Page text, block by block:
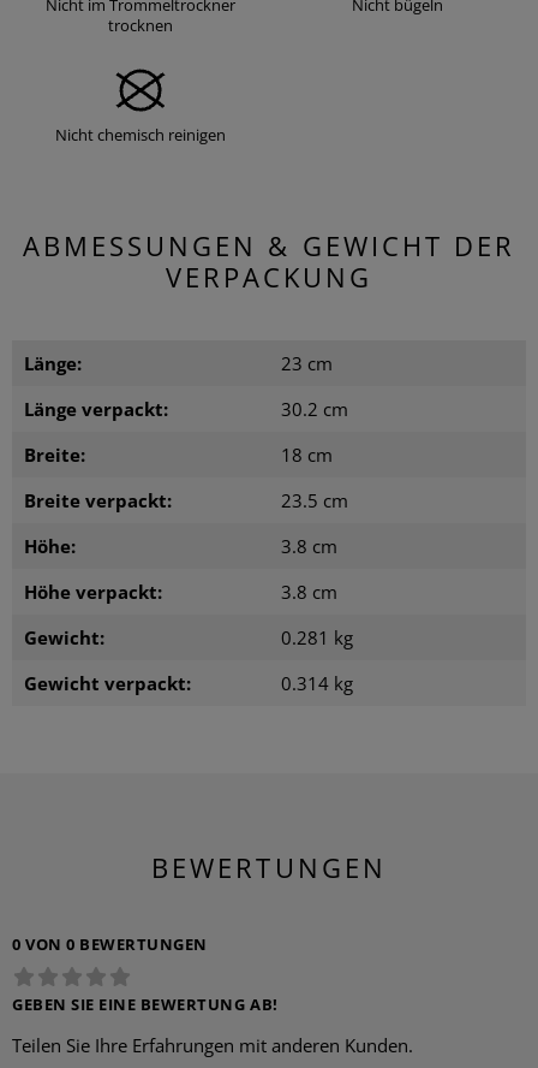
trocknen
Nicht chemisch reinigen
ABMESSUNGEN & GEWICHT DER
VERPACKUNG
Länge:
23 cm
Länge verpackt:
30.2 cm
Breite:
18 cm
Breite verpackt:
23.5 cm
Höhe:
3.8 cm
Höhe verpackt:
3.8 cm
Gewicht:
0.281 kg
Gewicht verpackt:
0.314 kg
BEWERTUNGEN
0 VON 0 BEWERTUNGEN
GEBEN SIE EINE BEWERTUNG AB!
Teilen Sie Ihre Erfahrungen mit anderen Kunden.